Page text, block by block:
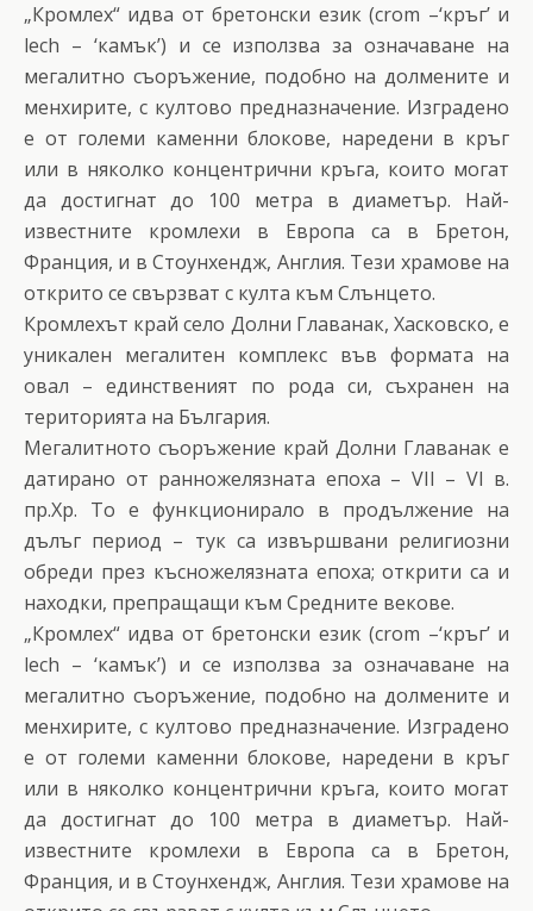
„Кромлех“ идва от бретонски език (crom –‘кръг’ и
lech – ‘камък’) и се използва за означаване на
мегалитно съоръжение, подобно на долмените и
менхирите, с култово предназначение. Изградено
е от големи каменни блокове, наредени в кръг
или в няколко концентрични кръга, които могат
да достигнат до 100 метра в диаметър. Най-
известните кромлехи в Европа са в Бретон,
Франция, и в Стоунхендж, Англия. Тези храмове на
открито се свързват с култа към Слънцето.
Кромлехът край село Долни Главанак, Хасковско, е
уникален мегалитен комплекс във формата на
овал – единственият по рода си, съхранен на
територията на България.
Мегалитното съоръжение край Долни Главанак е
датирано от ранножелязната епоха – VІІ – VІ в.
пр.Хр. То е функционирало в продължение на
дълъг период – тук са извършвани религиозни
обреди през късножелязната епоха; открити са и
находки, препращащи към Средните векове.
„Кромлех“ идва от бретонски език (crom –‘кръг’ и
lech – ‘камък’) и се използва за означаване на
мегалитно съоръжение, подобно на долмените и
менхирите, с култово предназначение. Изградено
е от големи каменни блокове, наредени в кръг
или в няколко концентрични кръга, които могат
да достигнат до 100 метра в диаметър. Най-
известните кромлехи в Европа са в Бретон,
Франция, и в Стоунхендж, Англия. Тези храмове на